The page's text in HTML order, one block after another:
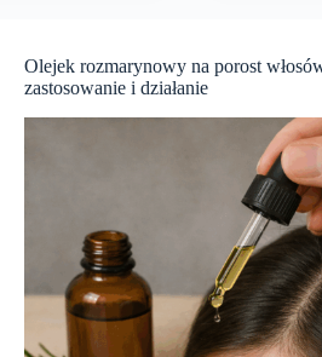
Olejek rozmarynowy na porost
zastosowanie i działanie